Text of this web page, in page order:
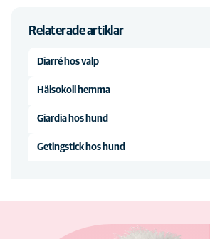
Relaterade artiklar
Diarré hos valp
Hälsokoll hemma
Giardia hos hund
Getingstick hos hund